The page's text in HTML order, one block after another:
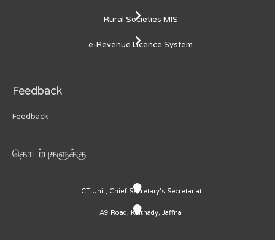
Rural Societies MIS
e-Revenue Licence System
Feedback
Feedback
தொடர்புகளுக்கு
ICT Unit, Chief Secretary's Secretariat
A9 Road, Kaithady, Jaffna